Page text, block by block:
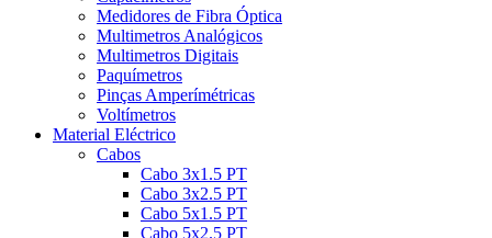
Medidores de Fibra Óptica
Multimetros Analógicos
Multimetros Digitais
Paquímetros
Pinças Amperímétricas
Voltímetros
Material Eléctrico
Cabos
Cabo 3x1.5 PT
Cabo 3x2.5 PT
Cabo 5x1.5 PT
Cabo 5x2.5 PT